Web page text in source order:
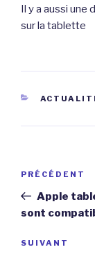
Il y a aussi une
sur la tablette
Navigation
l’article
Article
précédent
PRÉCÉDENT
Apple
sont
Article
SUIVANT